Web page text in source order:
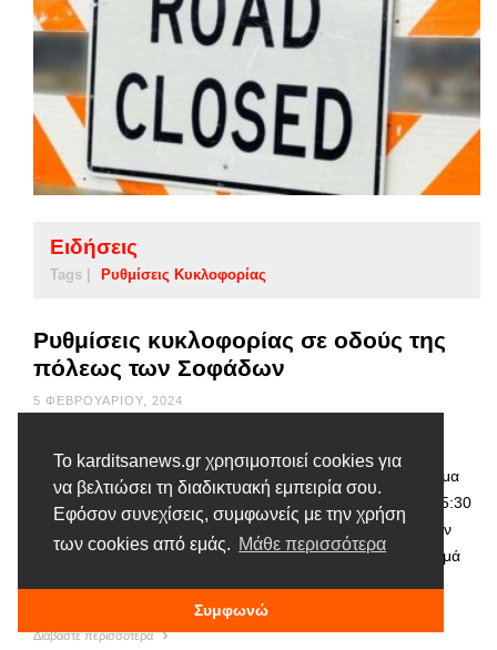
Το karditsanews.gr χρησιμοποιεί cookies για
να βελτιώσει τη διαδικτυακή εμπειρία σου.
Εφόσον συνεχίσεις, συμφωνείς με την χρήση
των cookies από εμάς. Μάθε περισσότερα
Συμφωνώ
Ειδήσεις
Tags | Ρυθμίσεις Κυκλοφορίας
Ρυθμίσεις κυκλοφορίας σε οδούς της
πόλεως των Σοφάδων
5 ΦΕΒΡΟΥΑΡΊΟΥ, 2024
Γίνεται γνωστή η προσωρινή διακοπή κυκλοφορίας των
οχημάτων, στην πόλη των Σοφάδων για το χρονικό διάστημα
από 05.02 έως και 09.02.2024 και κατά τις ώρες 07:30 – 15:30
και συγκεκριμένα επί των οδών: 1) Κιερίου μεταξύ των οδών
Κύπρου και Αγράφων, 2) Βενιζέλου μεταξύ των οδών Παλαμά
Διαβάστε περισσότερα